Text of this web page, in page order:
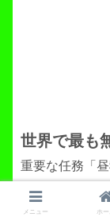
世界で最も
重要な任務「
メニュー ホー